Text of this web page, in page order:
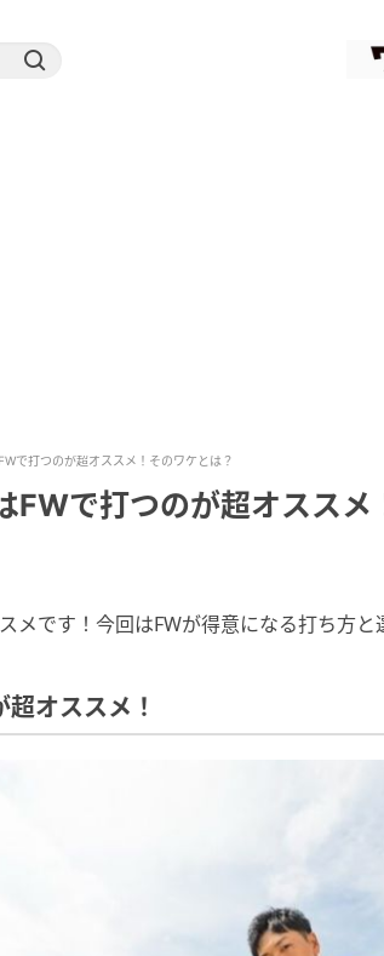
で打つのが超オススメ！そのワケとは？
FWで打つのが超オススメ
メです！今回はFWが得意になる打ち方と
オススメ！